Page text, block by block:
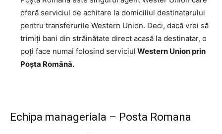
oferă serviciul de achitare la domiciliul destinatarului
pentru transferurile Western Union. Deci, dacă vrei să
trimiţi bani din străinătate direct acasă la destinatar, o
poţi face numai folosind serviciul Western Union prin
Poşta Română.
Echipa manageriala – Posta Romana